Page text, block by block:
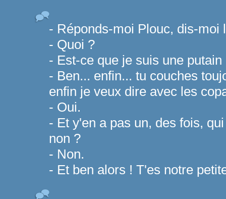
- Réponds-moi Plouc, dis-moi
- Quoi ?
- Est-ce que je suis une putain
- Ben... enfin... tu couches
enfin je veux dire avec les
- Oui.
- Et y'en a pas un, des fois,
non ?
- Non.
- Et ben alors ! T'es notre